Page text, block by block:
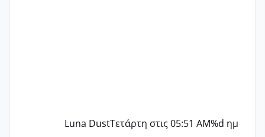
Luna DustΤετάρτη στις 05:51 AM%d ημ